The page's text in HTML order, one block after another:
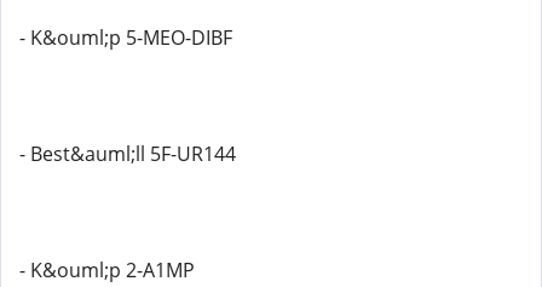
- K&ouml;p 5-MEO-DIBF
- Best&auml;ll 5F-UR144
- K&ouml;p 2-A1MP